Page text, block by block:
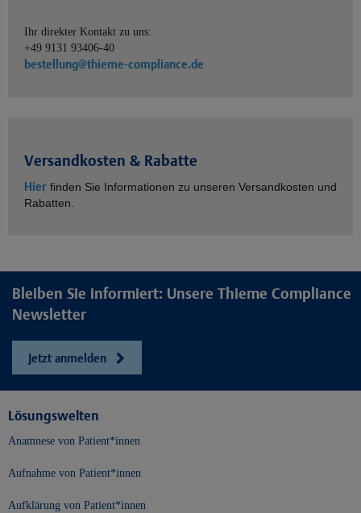
Ihr direkter Kontakt zu uns:
+49 9131 93406-40
bestellung@thieme-compliance.de
Versandkosten & Rabatte
Hier finden Sie Informationen zu unseren Versandkosten und
Rabatten.
Bleiben Sie informiert: Unsere Thieme Compliance
Newsletter
Jetzt anmelden
Lösungswelten
Anamnese von Patient*innen
Aufnahme von Patient*innen
Aufklärung von Patient*innen